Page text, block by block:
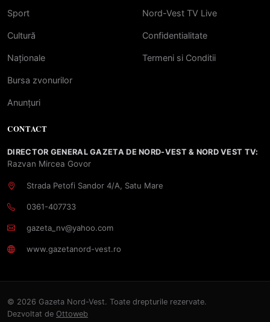
Sport
Cultură
Naționale
Bursa zvonurilor
Anunțuri
Nord-Vest TV Live
Confidentialitate
Termeni si Conditii
CONTACT
DIRECTOR GENERAL GAZETA DE NORD-VEST & NORD VEST TV:
Razvan Mircea Govor
Strada Petofi Sandor 4/A, Satu Mare
0361-407733
gazeta_nv@yahoo.com
www.gazetanord-vest.ro
© 2026 Gazeta Nord-Vest. Toate drepturile rezervate.
Dezvoltat de Ottoweb